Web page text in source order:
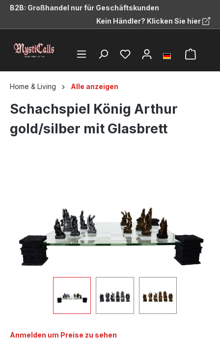
springen
B2B: Großhandel nur für Geschäftskunden
Kein Händler? Klicken Sie hier
Home & Living Alle anzeigen
Schachspiel König Arthur
gold/silber mit Glasbrett
Anmelden um Preise zu sehen